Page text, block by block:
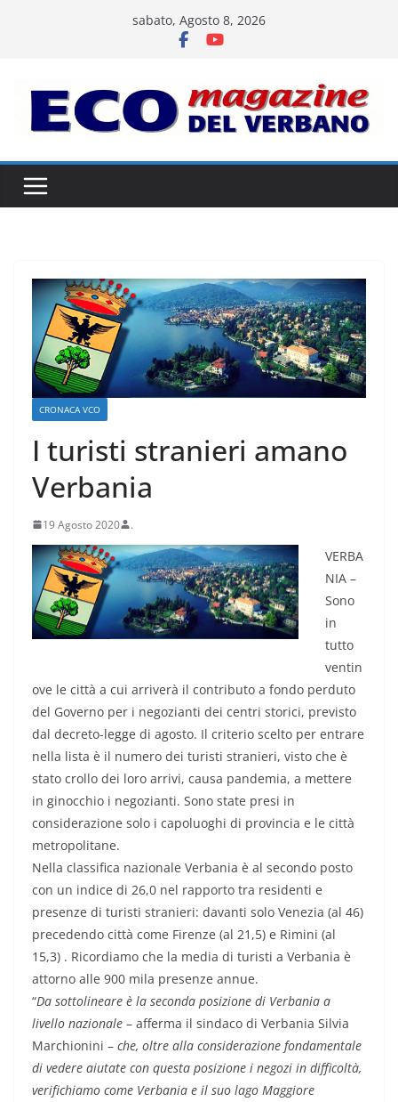
sabato, Agosto 8, 2026
CRONACA VCO
I turisti stranieri amano
Verbania
19 Agosto 2020 .
VERBA
NIA –
Sono
in
tutto
ventin
ove le città a cui arriverà il contributo a fondo perduto
del Governo per i negozianti dei centri storici, previsto
dal decreto-legge di agosto. Il criterio scelto per entrare
nella lista è il numero dei turisti stranieri, visto che è
stato crollo dei loro arrivi, causa pandemia, a mettere
in ginocchio i negozianti. Sono state presi in
considerazione solo i capoluoghi di provincia e le città
metropolitane.
Nella classifica nazionale Verbania è al secondo posto
con un indice di 26,0 nel rapporto tra residenti e
presenze di turisti stranieri: davanti solo Venezia (al 46)
precedendo città come Firenze (al 21,5) e Rimini (al
15,3) . Ricordiamo che la media di turisti a Verbania è
attorno alle 900 mila presenze annue.
“Da sottolineare è la seconda posizione di Verbania a
livello nazionale – afferma il sindaco di Verbania Silvia
Marchionini – che, oltre alla considerazione fondamentale
di vedere aiutate con questa posizione i negozi in difficoltà,
verifichiamo come Verbania e il suo lago Maggiore